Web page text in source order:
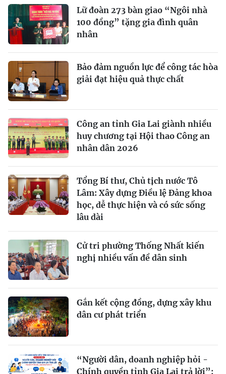
Lữ đoàn 273 bàn giao “Ngôi nhà
100 đồng” tặng gia đình quân
nhân
Bảo đảm nguồn lực để công tác hòa
giải đạt hiệu quả thực chất
Công an tỉnh Gia Lai giành nhiều
huy chương tại Hội thao Công an
nhân dân 2026
Tổng Bí thư, Chủ tịch nước Tô
Lâm: Xây dựng Điều lệ Đảng khoa
học, dễ thực hiện và có sức sống
lâu dài
Cử tri phường Thống Nhất kiến
nghị nhiều vấn đề dân sinh
Gắn kết cộng đồng, dựng xây khu
dân cư phát triển
“Người dân, doanh nghiệp hỏi -
Chính quyền tỉnh Gia Lai trả lời”: